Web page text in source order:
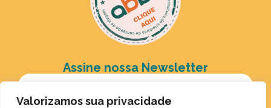
Valorizamos sua privacidade
Assine nossa Newsletter